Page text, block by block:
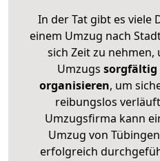
In der Tat gibt es viele
einem Umzug nach
sich Zeit zu nehmen,
Umzugs sorgfältig
organisieren, um
reibungslos
Umzugsfirma kann
Umzug von
erfolgreich